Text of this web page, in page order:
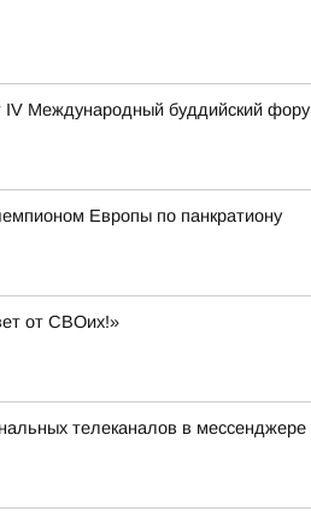
Международный буддийский
Европы по панкратиону
от СВОих!»
телеканалов в мессенджере